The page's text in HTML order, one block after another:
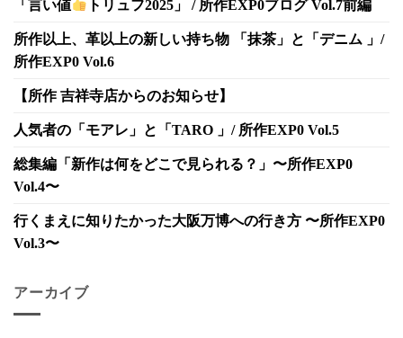
「言い値 トリュフ2025」 / 所作EXP0ブログ Vol.7前編
所作以上、革以上の新しい持ち物 「抹茶」と「デニム 」/
所作EXP0 Vol.6
【所作 吉祥寺店からのお知らせ】
人気者の「モアレ」と「TARO 」/ 所作EXP0 Vol.5
総集編「新作は何をどこで見られる？」〜所作EXP0
Vol.4〜
行くまえに知りたかった大阪万博への行き方 〜所作EXP0
Vol.3〜
アーカイブ